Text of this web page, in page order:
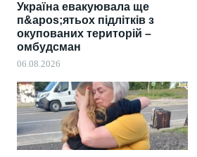
Україна евакуювала ще
п&apos;ятьох підлітків з
окупованих територій –
омбудсман
06.08.2026